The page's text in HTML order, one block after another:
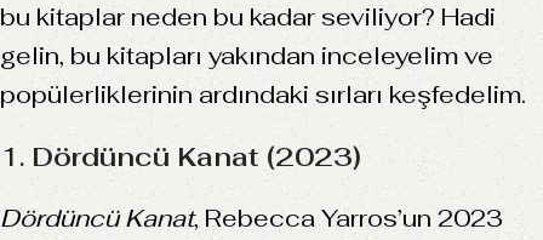
bu kitaplar neden bu kadar seviliyor? Hadi
gelin, bu kitapları yakından inceleyelim ve
popülerliklerinin ardındaki sırları keşfedelim.
1. Dördüncü Kanat (2023)
Dördüncü Kanat, Rebecca Yarros’un 2023